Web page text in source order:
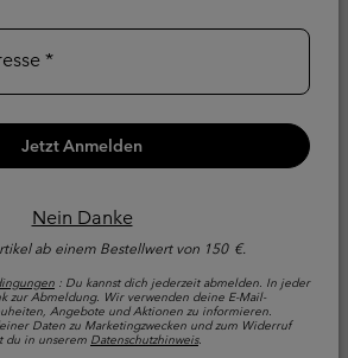
Jetzt Anmelden
Nein Danke
ab einem Bestellwert von 150 €.
: Du kannst dich jederzeit abmelden. In jeder
zur Abmeldung. Wir verwenden deine E-Mail-
Angebote und Aktionen zu informieren.
Daten zu Marketingzwecken und zum Widerruf
du in unserem Datenschutzhinweis.